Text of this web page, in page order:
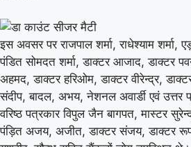
इस अवसर पर राजपाल शर्मा, राधेश्याम
पंडित सोमदत शर्मा, डाक्टर आजाद, डाक्टर
अहमद, डाक्टर हरिओम, डाक्टर वीरेन्द्र,
संदीप, बादल, अभय, नेशनल अवार्डी एवं उत्तर
वरिष्ठ पत्रकार विपुल जैन बागपत, मास्टर
पंड़ित अजय, अजीत, डाक्टर संजय, डाक्टर